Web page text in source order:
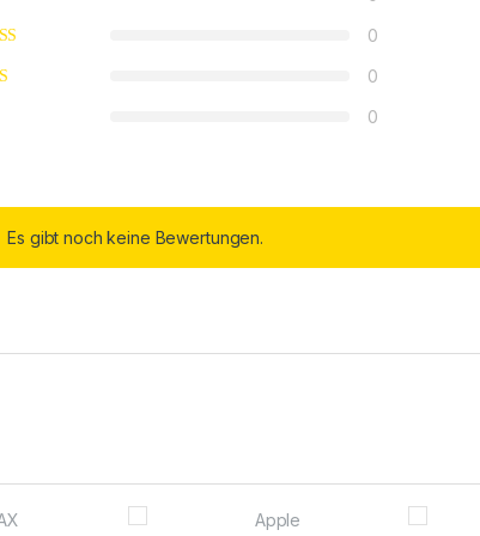
0
0
0
Es gibt noch keine Bewertungen.